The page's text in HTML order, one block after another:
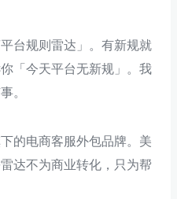
台规则雷达」。有新规就
「今天平台无新规」。我
。
的电商客服外包品牌。美
达不为商业转化，只为帮